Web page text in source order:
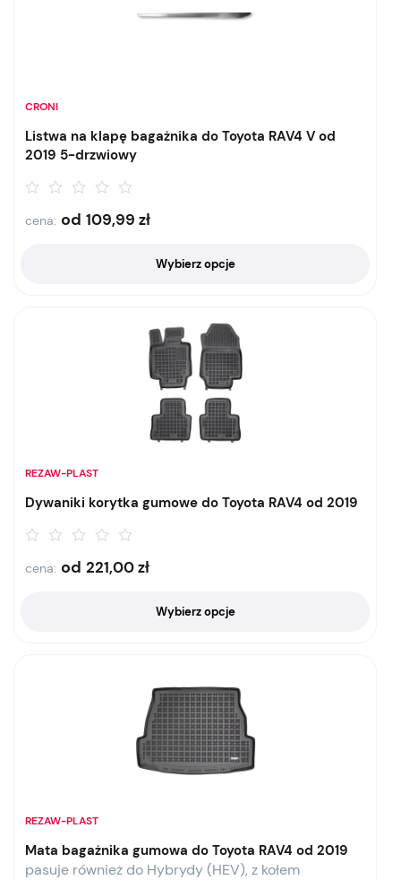
CRONI
Listwa na klapę bagażnika do Toyota RAV4 V od
2019 5-drzwiowy
cena: od 109,99 zł
Wybierz opcje
REZAW-PLAST
Dywaniki korytka gumowe do Toyota RAV4 od 2019
cena: od 221,00zł
Wybierz opcje
REZAW-PLAST
Mata bagażnika gumowa do Toyota RAV4 od 2019
pasuje również do Hybrydy (HEV), z kołem